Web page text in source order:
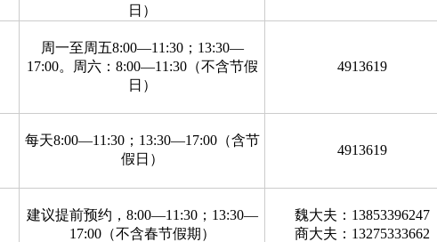
日）
周一至周五8:00—11:30；13:30—
17:00。周六：8:00—11:30（不含节假
日）
4913619
每天8:00—11:30；13:30—17:00（含节
假日）
4913619
建议提前预约，8:00—11:30；13:30—
17:00（不含春节假期）
魏大夫：13853396247
商大夫：13275333662